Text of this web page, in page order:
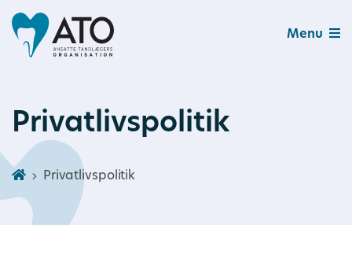
Menu
Privatlivspolitik
Privatlivspolitik